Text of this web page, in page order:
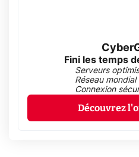
Fini les temps
Serveurs
Réseau
Connexion
Découvrez